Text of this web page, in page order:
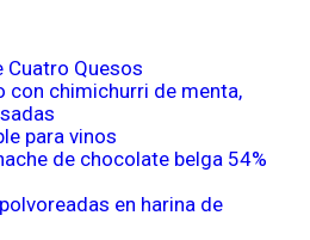
Cuatro Quesos
con chimichurri de menta,
para vinos
de chocolate belga 54%
en harina de